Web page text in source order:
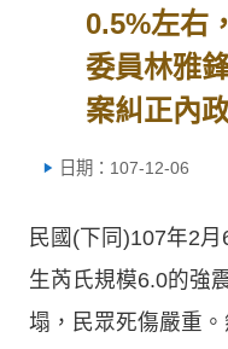
0.5%左右
委員林雅
案糾正內
日期：107-12-06
民國(下同)107年2
生芮氏規模6.0的強
塌，民眾死傷嚴重